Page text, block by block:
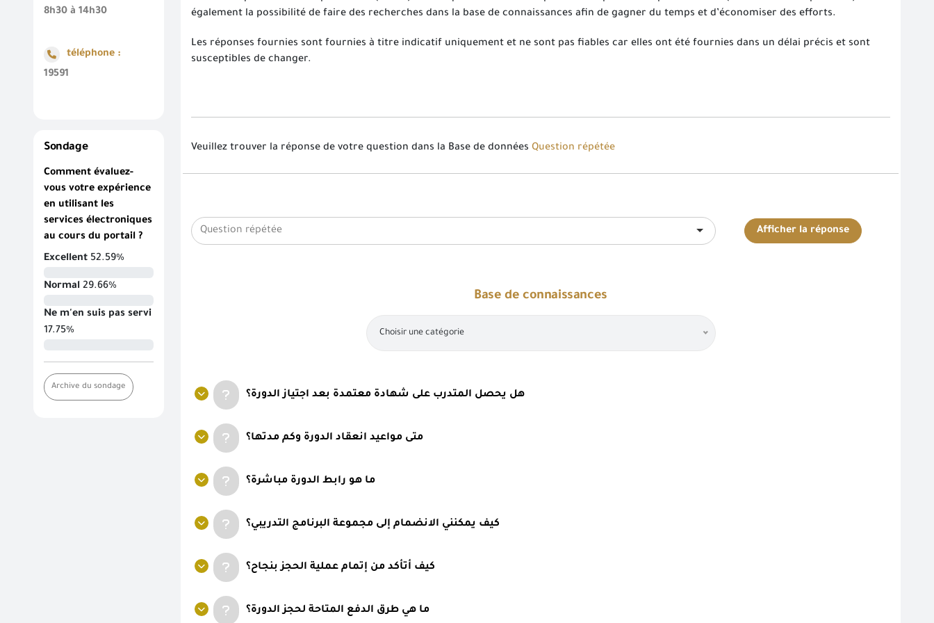
8h30 à 14h30
téléphone :
19591
Sondage
Comment évaluez-
vous votre expérience
en utilisant les
services électroniques
au cours du portail ?
Excellent 52.59%
Normal 29.66%
Ne m'en suis pas servi
17.75%
Archive du sondage
également la possibilité de faire des recherches dans la base de connaissances afin de gagner du temps et d’économiser des efforts.
Les réponses fournies sont fournies à titre indicatif uniquement et ne sont pas fiables car elles ont été fournies dans un délai précis et sont
susceptibles de changer.
Veuillez trouver la réponse de votre question dans la Base de données Question répétée
Afficher la réponse
Base de connaissances
Choisir une catégorie
هل يحصل المتدرب على شهادة معتمدة بعد اجتياز الدورة؟
متى مواعيد انعقاد الدورة وكم مدتها؟
ما هو رابط الدورة مباشرة؟
كيف يمكنني الانضمام إلى مجموعة البرنامج التدريبي؟
كيف أتأكد من إتمام عملية الحجز بنجاح؟
ما هي طرق الدفع المتاحة لحجز الدورة؟